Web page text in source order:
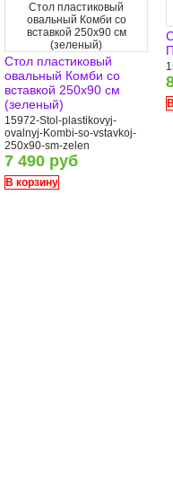
Стол пластиковый
овальный Комби со
вставкой 250х90 см
(зеленый)
Стол пластиковый
овальный Комби со
вставкой 250х90 см
(зеленый)
15972-Stol-plastikovyj-
ovalnyj-Kombi-so-vstavkoj-
250х90-sm-zelen
7 490 руб
В корзину